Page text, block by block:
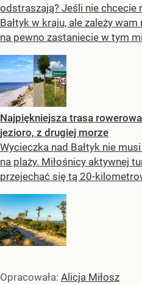
odstraszają? Jeśli nie chcecie
Bałtyk w kraju, ale zależy
na pewno zastaniecie w tym
Najpiękniejsza trasa
jezioro, z drugiej morze
Wycieczka nad Bałtyk nie
na plaży. Miłośnicy aktywnej
przejechać się tą 20-
Opracowała: Alicja Miłosz